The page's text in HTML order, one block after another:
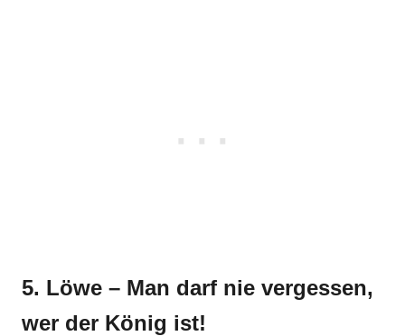
5. Löwe – Man darf nie vergessen,
wer der König ist!